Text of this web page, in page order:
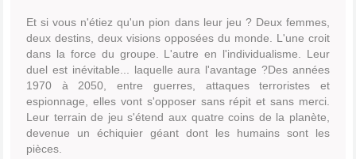
Et si vous n'étiez qu'un pion dans leur jeu ? Deux femmes,
deux destins, deux visions opposées du monde. L'une croit
dans la force du groupe. L'autre en l'individualisme. Leur
duel est inévitable... laquelle aura l'avantage ?Des années
1970 à 2050, entre guerres, attaques terroristes et
espionnage, elles vont s'opposer sans répit et sans merci.
Leur terrain de jeu s'étend aux quatre coins de la planète,
devenue un échiquier géant dont les humains sont les
pièces.